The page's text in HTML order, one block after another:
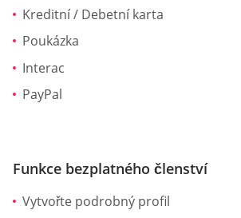
Kreditní / Debetní karta
Poukázka
Interac
PayPal
Funkce bezplatného členství
Vytvořte podrobný profil